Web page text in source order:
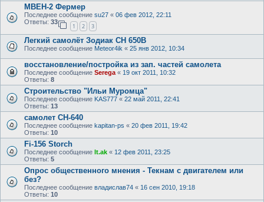
МВЕН-2 Фермер
Последнее сообщение su27 « 06 фев 2012, 22:11
Ответы: 33
1 2 3
Легкий самолёт Зодиак CH 650B
Последнее сообщение Meteor4ik « 25 янв 2012, 10:34
восстановление/постройка из зап. частей самолета
Последнее сообщение Serega « 19 окт 2011, 10:32
Ответы: 8
Строительство "Ильи Муромца"
Последнее сообщение KAS777 « 22 май 2011, 22:41
Ответы: 13
самолет CH-640
Последнее сообщение kapitan-ps « 20 фев 2011, 19:42
Ответы: 10
Fi-156 Storch
Последнее сообщение lt.ak « 12 фев 2011, 23:25
Ответы: 5
Опрос общественного мнения - Текнам с двигателем или
без?
Последнее сообщение владислав74 « 16 сен 2010, 19:18
Ответы: 10